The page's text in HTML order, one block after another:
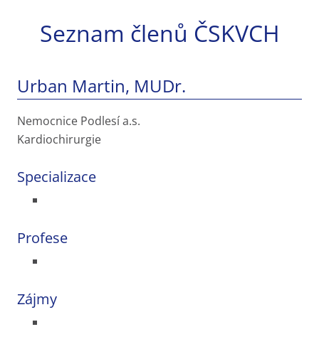
Seznam členů ČSKVCH
Urban Martin, MUDr.
Nemocnice Podlesí a.s.
Kardiochirurgie
Specializace
Profese
Zájmy